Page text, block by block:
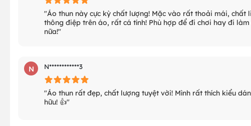
"Áo thun này cực kỳ chất lượng! Mặc vào rất thoải mái, chất
thông điệp trên áo, rất cá tính! Phù hợp để đi chơi hay đi
nữa!"
N N************3
"Áo thun rất đẹp, chất lượng tuyệt vời! Mình rất thích kiểu
hữu! 👍"